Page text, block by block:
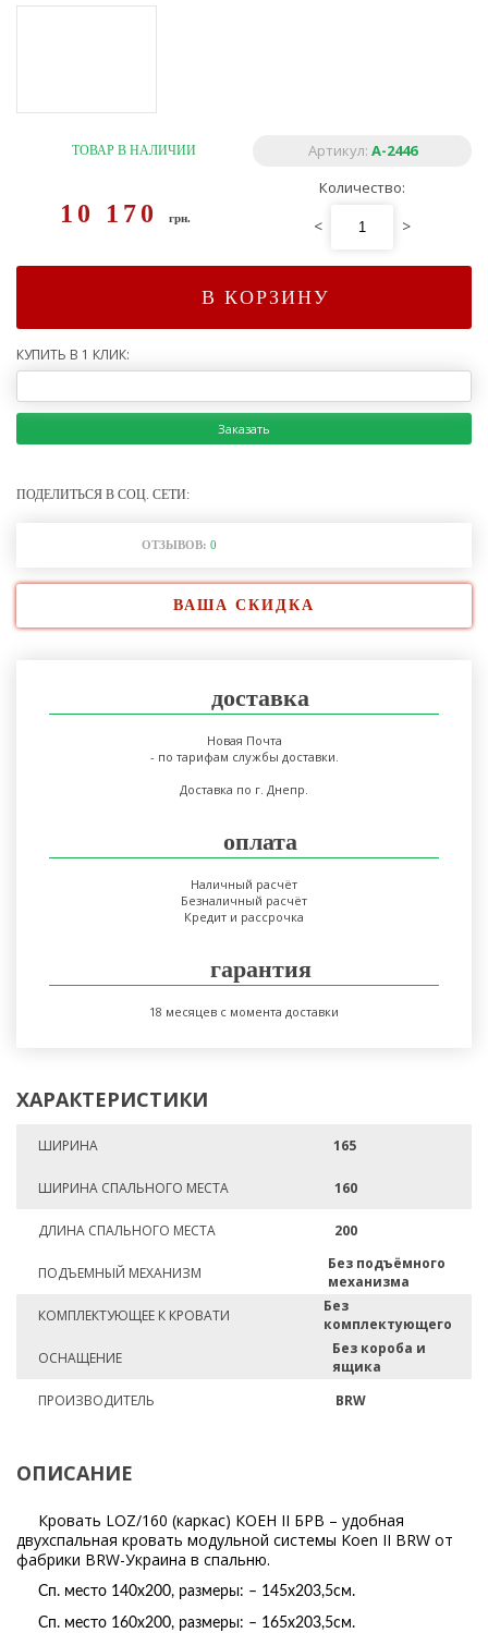
ТОВАР В НАЛИЧИИ Артикул: A-2446
10 170грн.
Количество:
< >
В КОРЗИНУ
КУПИТЬ В 1 КЛИК:
Заказать
ПОДЕЛИТЬСЯ В СОЦ. СЕТИ:
ОТЗЫВОВ: 0
ВАША СКИДКА
доставка
Новая Почта
- по тарифам службы доставки.
Доставка по г. Днепр.
оплата
Наличный расчёт
Безналичный расчёт
Кредит и рассрочка
гарантия
18 месяцев с момента доставки
ХАРАКТЕРИСТИКИ
ШИРИНА 165
ШИРИНА СПАЛЬНОГО МЕСТА 160
ДЛИНА СПАЛЬНОГО МЕСТА 200
ПОДЪЕМНЫЙ МЕХАНИЗМ
Без подъёмного
механизма
КОМПЛЕКТУЮЩЕЕ К КРОВАТИ
Без
комплектующего
ОСНАЩЕНИЕ
Без короба и
ящика
ПРОИЗВОДИТЕЛЬ
BRW
ОПИСАНИЕ
Кровать LOZ/160 (каркас) КОЕН II БРВ – удобная
двухспальная кровать модульной системы Koen II BRW от
фабрики BRW-Украина в спальню.
Сп. место 140х200, размеры: – 145х203,5см.
Сп. место 160х200, размеры: – 165х203,5см.